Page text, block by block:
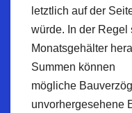
letztlich auf der
würde. In der
Monatsgehälter
Summen können
mögliche
unvorhergesehene